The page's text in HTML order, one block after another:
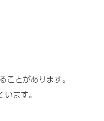
とがあります。
ます。